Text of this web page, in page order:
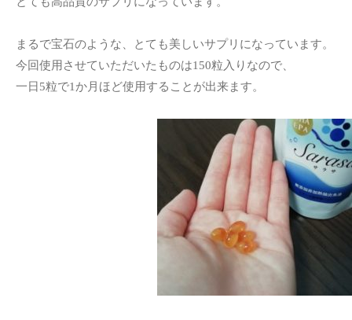
まるで宝石のような、とても美しいサプリになっています。
今回使用させていただいたものは150粒入りなので、
一日5粒で1か月ほど使用することが出来ます。